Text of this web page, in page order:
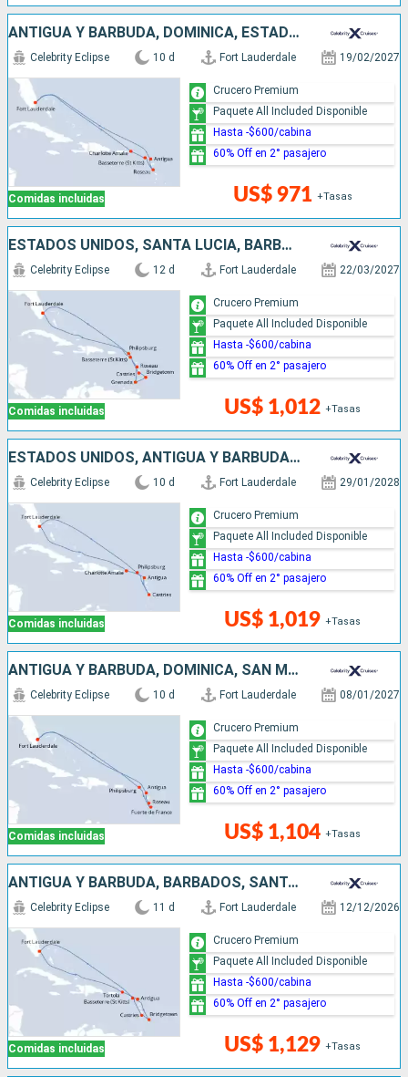
ANTIGUA Y BARBUDA, DOMINICA, ESTADOS UNIDOS
Comidas incluidas
Celebrity Eclipse 10 d Fort Lauderdale 19/02/2027
US$ 971 +Tasas
Crucero Premium
Paquete All Included Disponible
Hasta -$600/cabina
60% Off en 2° pasajero
ESTADOS UNIDOS, SANTA LUCIA, BARBADOS, GRENADA, DOMINICA, SAN MARTÍN
Comidas incluidas
Celebrity Eclipse 12 d Fort Lauderdale 22/03/2027
US$ 1,012 +Tasas
Crucero Premium
Paquete All Included Disponible
Hasta -$600/cabina
60% Off en 2° pasajero
ESTADOS UNIDOS, ANTIGUA Y BARBUDA, SANTA LUCIA, SAN MARTÍN
Comidas incluidas
Celebrity Eclipse 10 d Fort Lauderdale 29/01/2028
US$ 1,019 +Tasas
Crucero Premium
Paquete All Included Disponible
Hasta -$600/cabina
60% Off en 2° pasajero
ANTIGUA Y BARBUDA, DOMINICA, SAN MARTÍN, ESTADOS UNIDOS
Comidas incluidas
Celebrity Eclipse 10 d Fort Lauderdale 08/01/2027
US$ 1,104 +Tasas
Crucero Premium
Paquete All Included Disponible
Hasta -$600/cabina
60% Off en 2° pasajero
ANTIGUA Y BARBUDA, BARBADOS, SANTA LUCIA, ESTADOS UNIDOS
Comidas incluidas
Celebrity Eclipse 11 d Fort Lauderdale 12/12/2026
US$ 1,129 +Tasas
Crucero Premium
Paquete All Included Disponible
Hasta -$600/cabina
60% Off en 2° pasajero